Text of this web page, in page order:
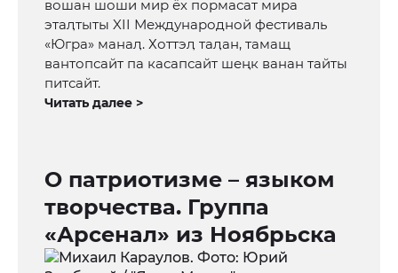
вошан шоши мир ёх пормасат мира
этаӆтыты XII Международной фестиваль
«Югра» манаӆ. Хоттэӆ таӆан, тамащ
вантопсайт па касапсайт шеңк ванан тайты
питсайт.
Читать далее >
О патриотизме – языком
творчества. Группа
«Арсенал» из Ноябрьска